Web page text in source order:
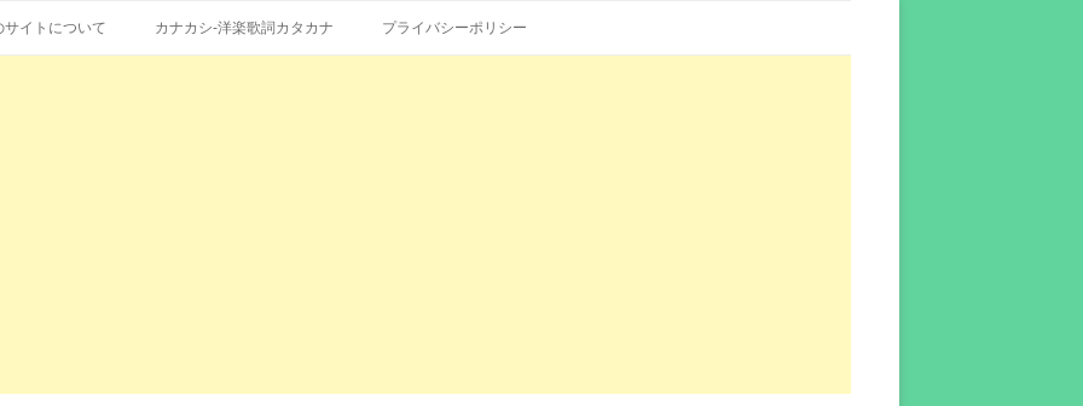
訳、英語の意味、読み方
ン
ン
サイトについて カナカシ-洋楽歌詞カタカナ プライバシーポリシー